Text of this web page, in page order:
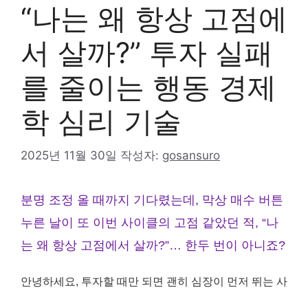
“나는 왜 항상 고점에
서 살까?” 투자 실패
를 줄이는 행동 경제
학 심리 기술
2025년 11월 30일 작성자: gosansuro
분명 조정 올 때까지 기다렸는데, 막상 매수 버튼
누른 날이 또 이번 사이클의 고점 같았던 적, “나
는 왜 항상 고점에서 살까?”… 한두 번이 아니죠?
안녕하세요, 투자할 때만 되면 괜히 심장이 먼저 뛰는 사